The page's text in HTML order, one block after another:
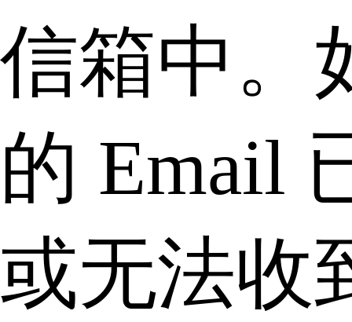
信箱中。
的 Email
或无法收